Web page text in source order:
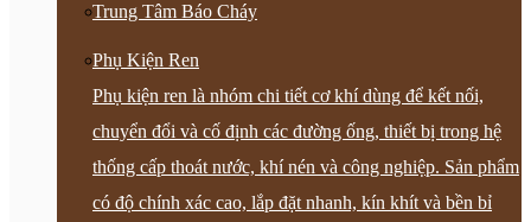
Trung Tâm Báo Cháy
Phụ Kiện Ren
Phụ kiện ren là nhóm chi tiết cơ khí dùng để kết nối,
chuyển đổi và cố định các đường ống, thiết bị trong hệ
thống cấp thoát nước, khí nén và công nghiệp. Sản phẩm
có độ chính xác cao, lắp đặt nhanh, kín khít và bền bỉ